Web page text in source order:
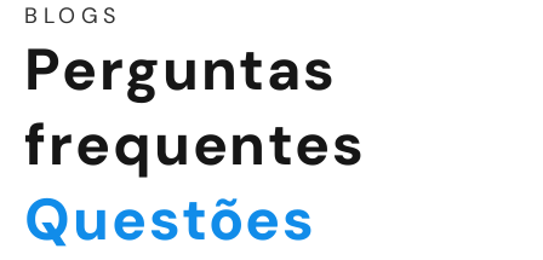
BLOGS
Perguntas
frequentes
Questões